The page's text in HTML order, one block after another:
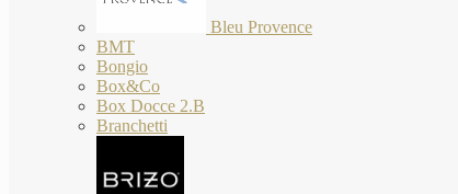
Bleu Provence
BMT
Bongio
Box&Co
Box Docce 2.B
Branchetti